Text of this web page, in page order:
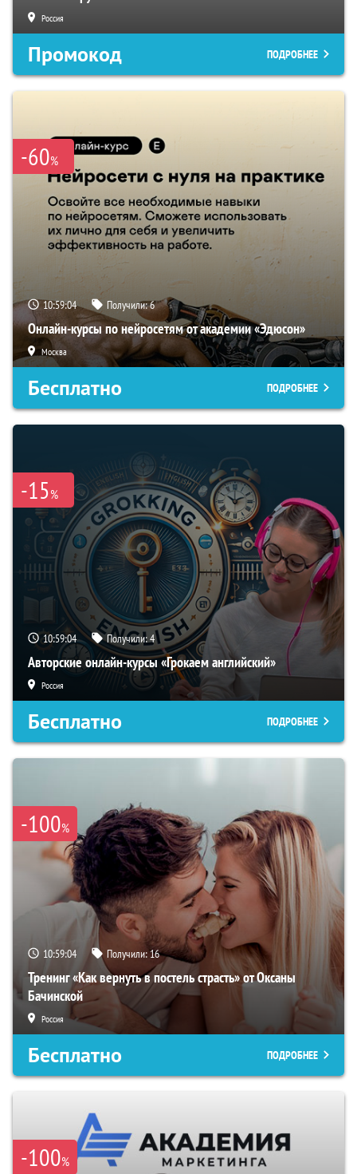
Россия
Промокод ПОДРОБНЕЕ
-60%
10:59:03 Получили:6
Онлайн-курсы по нейросетям от академии «Эдюсон»
Москва
Бесплатно ПОДРОБНЕЕ
-15%
10:59:03 Получили:4
Авторские онлайн-курсы «Грокаем английский»
Россия
Бесплатно ПОДРОБНЕЕ
-100%
10:59:03 Получили:16
Тренинг «Как вернуть в постель страсть» от Оксаны
Бачинской
Россия
Бесплатно ПОДРОБНЕЕ
-100%